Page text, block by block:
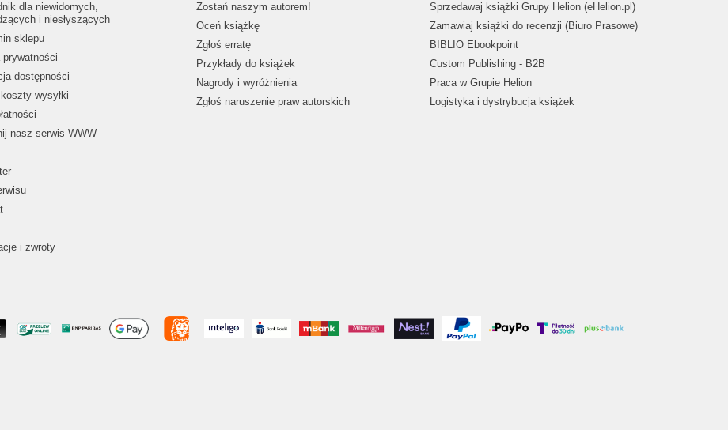
dla niewidomych,
i niesłyszących
sklepu
prywatności
dostępności
wysyłki
nasz serwis WWW
i zwroty
Zostań naszym autorem!
Oceń książkę
Zgłoś erratę
Przykłady do książek
Nagrody i wyróżnienia
Zgłoś naruszenie praw autorskich
Sprzedawaj książki Grupy Helion (eHelion.pl)
Zamawiaj książki do recenzji (Biuro Prasowe)
BIBLIO Ebookpoint
Custom Publishing - B2B
Praca w Grupie Helion
Logistyka i dystrybucja książek